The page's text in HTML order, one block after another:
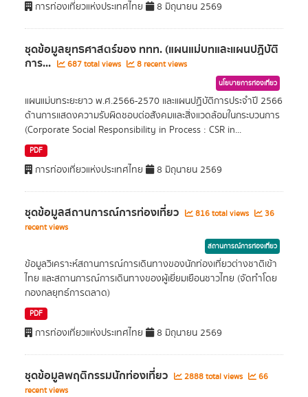
การท่องเที่ยวแห่งประเทศไทย
8 มิถุนายน 2569
ชุดข้อมูลยุทธศาสตร์ของ ททท. (แผนแม่บทและแผนปฏิบัติ
การ... 687 total views 8 recent views
นโยบายการท่องเที่ยว
แผนแม่บทระยะยาว พ.ศ.2566-2570 และแผนปฏิบัติการประจำปี 2566
ด้านการแสดงความรับผิดชอบต่อสังคมและสิ่งแวดล้อมในกระบวนการ
(Corporate Social Responsibility in Process : CSR in...
PDF
การท่องเที่ยวแห่งประเทศไทย 8 มิถุนายน 2569
ชุดข้อมูลสถานการณ์การท่องเที่ยว 816 total views
36
recent views
สถานการณ์การท่องเที่ยว
ข้อมูลวิเคราะห์สถานการณ์การเดินทางของนักท่องเที่ยวต่างชาติเข้า
ไทย และสถานการณ์การเดินทางของผู้เยี่ยมเยือนชาวไทย (จัดทำโดย
กองกลยุทธ์การตลาด)
PDF
การท่องเที่ยวแห่งประเทศไทย 8 มิถุนายน 2569
ชุดข้อมูลพฤติกรรมนักท่องเที่ยว 2888 total views
66
recent views